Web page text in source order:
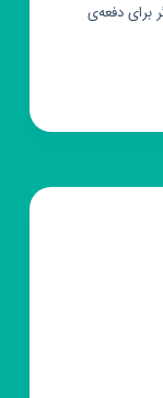
برای دفعه‌ی